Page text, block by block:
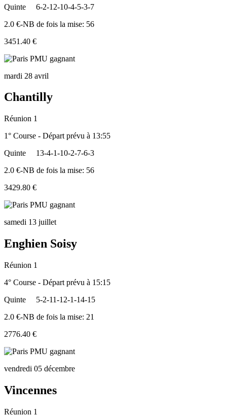
Quinte
6-2-12-10-4-5-3-7
2.0 €-NB de fois la mise: 56
3451.40 €
mardi 28 avril
Chantilly
Réunion 1
1° Course - Départ prévu à 13:55
Quinte
13-4-1-10-2-7-6-3
2.0 €-NB de fois la mise: 56
3429.80 €
samedi 13 juillet
Enghien Soisy
Réunion 1
4° Course - Départ prévu à 15:15
Quinte
5-2-11-12-1-14-15
2.0 €-NB de fois la mise: 21
2776.40 €
vendredi 05 décembre
Vincennes
Réunion 1